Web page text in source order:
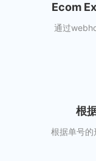
Ecom
通过
根
根据单号的